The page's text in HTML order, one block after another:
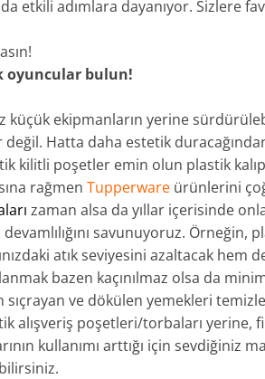
etkili adımlara dayanıyor. Sizlere
oyuncular bulun!
küçük ekipmanların yerine
değil. Hatta daha estetik
kilitli poşetler emin olun plastik
rağmen Tupperware ürünlerini
zaman alsa da yıllar içerisinde
savunuyoruz. Örneğin,
atık seviyesini azaltacak hem
bazen kaçınılmaz olsa da
sıçrayan ve dökülen yemekleri
alışveriş poşetleri/torbaları yerine,
kullanımı arttığı için sevdiğiniz